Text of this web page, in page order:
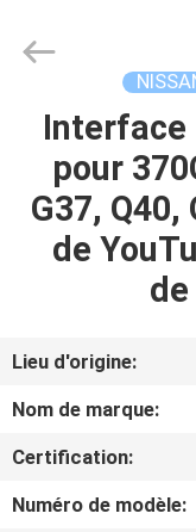
MAISON
PRODUITS
AU
SUJET
NOUS
Automobile
Electron
Interface
pour
G37,
de
Lieu d'origine:
Nom de marque:
Certification:
Numéro de modèle: